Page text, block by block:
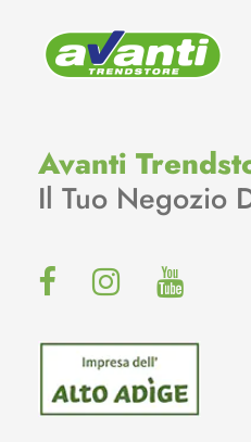
Avanti
Il Tuo Negozio